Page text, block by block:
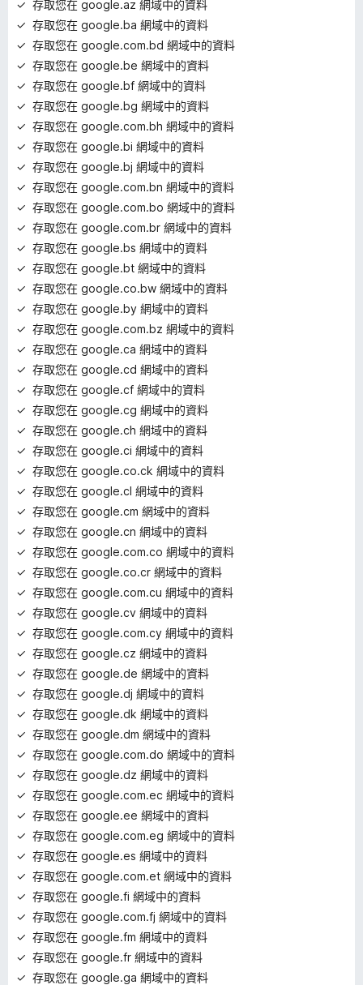
存取您在 google.az 網域中的資料
存取您在 google.ba 網域中的資料
存取您在 google.com.bd 網域中的資料
存取您在 google.be 網域中的資料
存取您在 google.bf 網域中的資料
存取您在 google.bg 網域中的資料
存取您在 google.com.bh 網域中的資料
存取您在 google.bi 網域中的資料
存取您在 google.bj 網域中的資料
存取您在 google.com.bn 網域中的資料
存取您在 google.com.bo 網域中的資料
存取您在 google.com.br 網域中的資料
存取您在 google.bs 網域中的資料
存取您在 google.bt 網域中的資料
存取您在 google.co.bw 網域中的資料
存取您在 google.by 網域中的資料
存取您在 google.com.bz 網域中的資料
存取您在 google.ca 網域中的資料
存取您在 google.cd 網域中的資料
存取您在 google.cf 網域中的資料
存取您在 google.cg 網域中的資料
存取您在 google.ch 網域中的資料
存取您在 google.ci 網域中的資料
存取您在 google.co.ck 網域中的資料
存取您在 google.cl 網域中的資料
存取您在 google.cm 網域中的資料
存取您在 google.cn 網域中的資料
存取您在 google.com.co 網域中的資料
存取您在 google.co.cr 網域中的資料
存取您在 google.com.cu 網域中的資料
存取您在 google.cv 網域中的資料
存取您在 google.com.cy 網域中的資料
存取您在 google.cz 網域中的資料
存取您在 google.de 網域中的資料
存取您在 google.dj 網域中的資料
存取您在 google.dk 網域中的資料
存取您在 google.dm 網域中的資料
存取您在 google.com.do 網域中的資料
存取您在 google.dz 網域中的資料
存取您在 google.com.ec 網域中的資料
存取您在 google.ee 網域中的資料
存取您在 google.com.eg 網域中的資料
存取您在 google.es 網域中的資料
存取您在 google.com.et 網域中的資料
存取您在 google.fi 網域中的資料
存取您在 google.com.fj 網域中的資料
存取您在 google.fm 網域中的資料
存取您在 google.fr 網域中的資料
存取您在 google.ga 網域中的資料